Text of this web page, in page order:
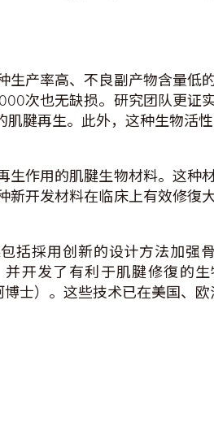
产率高、不良副产物含量低
次也无缺损。研究团队更证
腱再生。此外，这种生物活
作用的肌腱生物材料。这种
开发材料在临床上有效修復
括採用创新的设计方法加强
开发了有利于肌腱修復的
士）。这些技术已在美国、欧